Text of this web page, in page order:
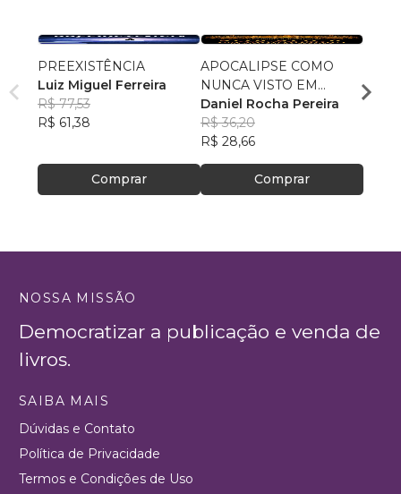
PREEXISTÊNCIA
Luiz Miguel Ferreira
R$ 77,53
R$ 61,38
Comprar
APOCALIPSE COMO
NUNCA VISTO EM
CRONOLOGIA
Daniel Rocha Pereira
R$ 36,20
R$ 28,66
Comprar
R$
NOSSA MISSÃO
Democratizar a publicação e venda de
livros.
SAIBA MAIS
Dúvidas e Contato
Política de Privacidade
Termos e Condições de Uso